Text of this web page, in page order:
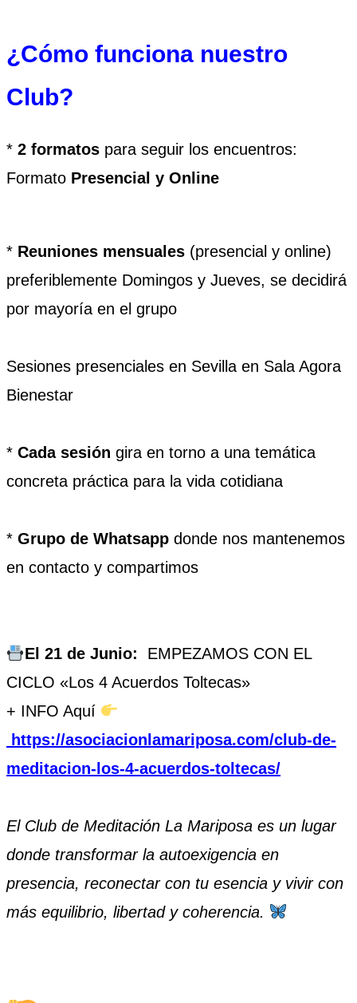
¿Cómo funciona nuestro
Club?
* 2 formatos para seguir los encuentros:
Formato Presencial y Online
* Reuniones mensuales (presencial y online)
preferiblemente Domingos y Jueves, se decidirá
por mayoría en el grupo
Sesiones presenciales en Sevilla en Sala Agora
Bienestar
* Cada sesión gira en torno a una temática
concreta práctica para la vida cotidiana
* Grupo de Whatsapp donde nos mantenemos
en contacto y compartimos
El 21 de Junio:
EMPEZAMOS CON EL
CICLO «Los 4 Acuerdos Toltecas»
+ INFO Aquí
https://asociacionlamariposa.com/club-de-
meditacion-los-4-acuerdos-toltecas/
El Club de Meditación La Mariposa es un lugar
donde transformar la autoexigencia en
presencia, reconectar con tu esencia y vivir con
más equilibrio, libertad y coherencia.